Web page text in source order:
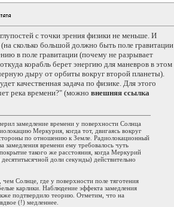
с точки зрения физики не меньше. И
сколько большой должно быть поле гравитации
в поле гравитации (почему не разрывает
корабль берет энергию для маневров в этом
дыру от орбиты вокруг второй планеты).
качественная задача по физике. Для этого
река времени?" (можно внешняя ссылка
замедление времени у поверхности Солнца
Меркурия, когда тот, двигаясь вокруг
по отношению к Земле. Радиолокационный
замедления времени ему требовалось чуть
такого же расстояния, когда Меркурий
доли секунды) действительно
Солнце, где у поверхности поле тяготения
карлики. Наблюдение эффекта замедления
подтвердило теорию. Отметим, что на
(!) медленнее.